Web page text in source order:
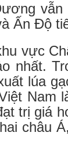
Ấn Độ
vực
nhất.
lúa
Nam
trị giá
châu